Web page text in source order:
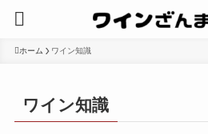
ホーム ワイン知識
ワイン知識